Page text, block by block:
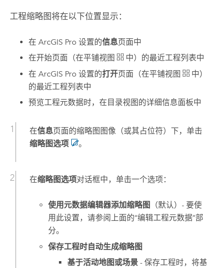
工程缩略图将在以下位置显示：
在ArcGIS Pro 设置的信息页面中
在开始页面（在平铺视图
中）的最近工程列表中
在ArcGIS Pro 设置的打开页面（在平铺视图
中）
的最近工程列表中
预览工程元数据时，在目录视图的详细信息面板中
在信息页面的缩略图图像（或其占位符）下，单击
缩略图选项
。
在缩略图选项对话框中，单击一个选项：
使用元数据编辑器添加缩略图
（默认）- 要使
用此设置，请参阅上面的“编辑工程元数据”部
分。
保存工程时自动生成缩略图
基于活动地图或场景- 保存工程时，将基